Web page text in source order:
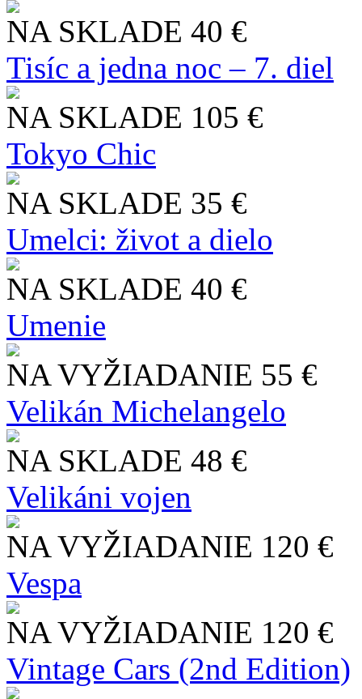
NA SKLADE 40 €
Tisíc a jedna noc – 7. diel
NA SKLADE 105 €
Tokyo Chic
NA SKLADE 35 €
Umelci: život a dielo
NA SKLADE 40 €
Umenie
NA VYŽIADANIE 55 €
Velikán Michelangelo
NA SKLADE 48 €
Velikáni vojen
NA VYŽIADANIE 120 €
Vespa
NA VYŽIADANIE 120 €
Vintage Cars (2nd Edition)